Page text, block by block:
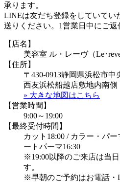
承ります。
LINEは友だち登録をしていてい
送りください。1営業日中にご返
【店名】
美容室 ル・レーヴ（Le･
【住所】
〒430-0913静岡県浜松市中
西友浜松船越店敷地内南側
» 大きな地図はこちら
【営業時間】
9:00～19:00
【最終受付時間】
カット18:00 / カラー・パ
ートパーマ16:30
※19:00以降のご来店は当
す。
※早朝のご予約はお電話